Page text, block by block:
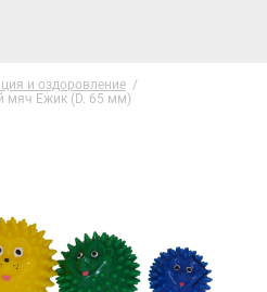
и оздоровление /
мяч Ежик (D. 65 мм)